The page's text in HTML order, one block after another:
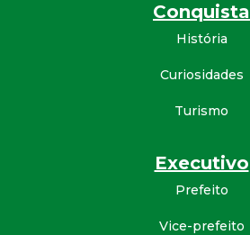
Conquista
História
Curiosidades
Turismo
Executivo
Prefeito
Vice-prefeito